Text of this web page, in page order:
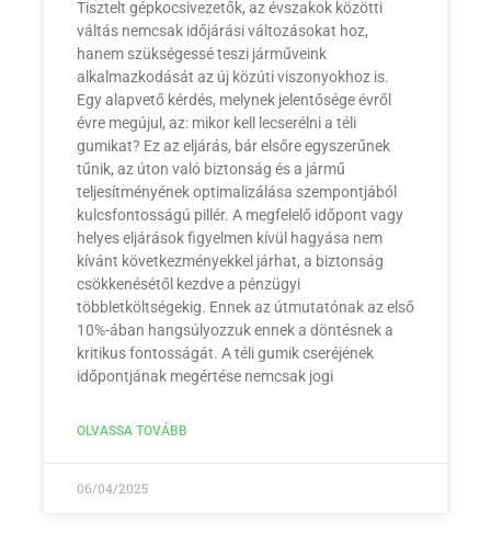
Tisztelt gépkocsivezetők, az évszakok közötti
váltás nemcsak időjárási változásokat hoz,
hanem szükségessé teszi járműveink
alkalmazkodását az új közúti viszonyokhoz is.
Egy alapvető kérdés, melynek jelentősége évről
évre megújul, az: mikor kell lecserélni a téli
gumikat? Ez az eljárás, bár elsőre egyszerűnek
tűnik, az úton való biztonság és a jármű
teljesítményének optimalizálása szempontjából
kulcsfontosságú pillér. A megfelelő időpont vagy
helyes eljárások figyelmen kívül hagyása nem
kívánt következményekkel járhat, a biztonság
csökkenésétől kezdve a pénzügyi
többletköltségekig. Ennek az útmutatónak az első
10%-ában hangsúlyozzuk ennek a döntésnek a
kritikus fontosságát. A téli gumik cseréjének
időpontjának megértése nemcsak jogi
OLVASSA TOVÁBB
06/04/2025